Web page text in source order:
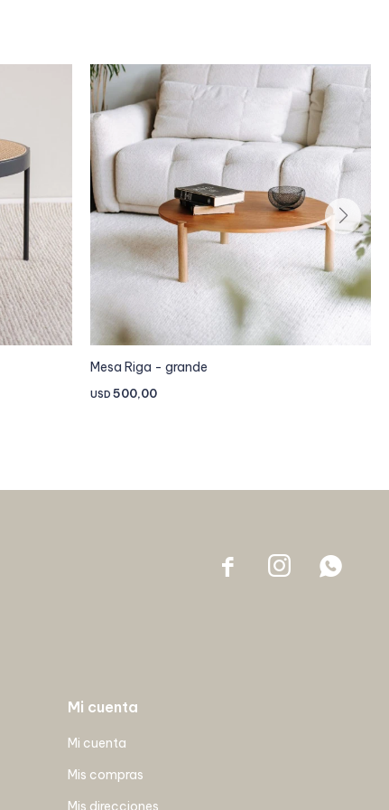
Mesa Riga - grande
USD 500,00
  
Mi cuenta
Mi cuenta
Mis compras
Mis direcciones